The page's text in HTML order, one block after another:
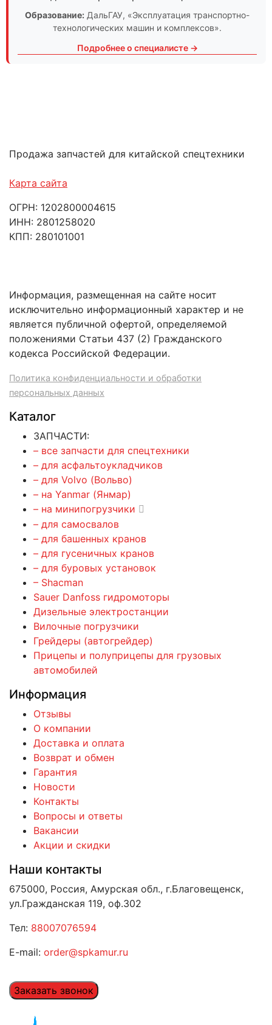
Образование: ДальГАУ, «Эксплуатация транспортно-
технологических машин и комплексов».
Подробнее о специалисте →
Продажа запчастей для китайской спецтехники
Карта сайта
ОГРН: 1202800004615
ИНН: 2801258020
КПП: 280101001
Информация, размещенная на сайте носит
исключительно информационный характер и не
является публичной офертой, определяемой
положениями Статьи 437 (2) Гражданского
кодекса Российской Федерации.
Политика конфиденциальности и обработки
персональных данных
Каталог
ЗАПЧАСТИ:
– все запчасти для спецтехники
– для асфальтоукладчиков
– для Volvo (Вольво)
– на Yanmar (Янмар)
– на минипогрузчики
– для самосвалов
– для башенных кранов
– для гусеничных кранов
– для буровых установок
– Shacman
Sauer Danfoss гидромоторы
Дизельные электростанции
Вилочные погрузчики
Грейдеры (автогрейдер)
Прицепы и полуприцепы для грузовых
автомобилей
Информация
Отзывы
О компании
Доставка и оплата
Возврат и обмен
Гарантия
Новости
Контакты
Вопросы и ответы
Вакансии
Акции и скидки
Наши контакты
675000, Россия, Амурская обл., г.Благовещенск,
ул.Гражданская 119, оф.302
Тел: 88007076594
E-mail: order@spkamur.ru
Заказать звонок